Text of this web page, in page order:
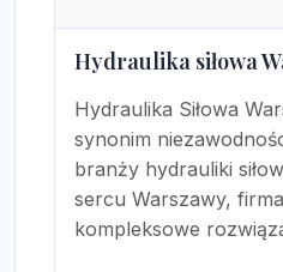
Hydraulika siłowa
Hydraulika Siłowa
synonim
branży hydrauliki
sercu Warszawy,
kompleksowe